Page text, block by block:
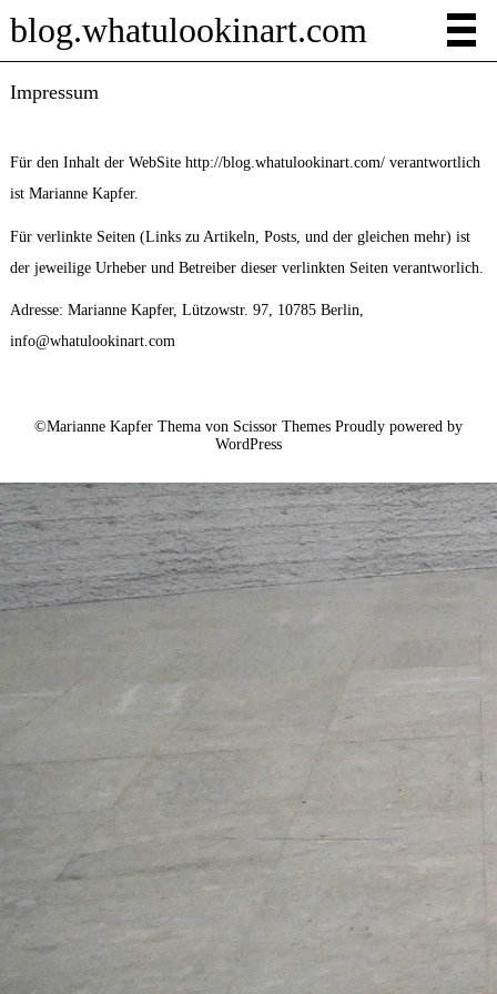
blog.whatulookinart.com
Impressum
Für den Inhalt der WebSite http://blog.whatulookinart.com/ verantwortlich
ist Marianne Kapfer.
Für verlinkte Seiten (Links zu Artikeln, Posts, und der gleichen mehr) ist
der jeweilige Urheber und Betreiber dieser verlinkten Seiten verantworlich.
Adresse: Marianne Kapfer, Lützowstr. 97, 10785 Berlin,
info@whatulookinart.com
©Marianne Kapfer Thema von Scissor Themes Proudly powered by
WordPress